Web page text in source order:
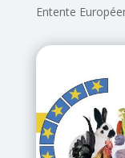
Entente